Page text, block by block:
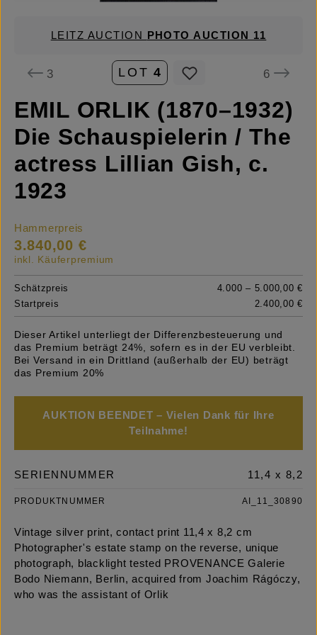
LEITZ AUCTION PHOTO AUCTION 11
3 LOT 4 6
EMIL ORLIK (1870–1932)
Die Schauspielerin / The
actress Lillian Gish, c.
1923
Hammerpreis
3.840,00 €
inkl. Käuferpremium
Schätzpreis
4.000 – 5.000,00 €
Startpreis
2.400,00 €
Dieser Artikel unterliegt der Differenzbesteuerung und
das Premium beträgt 24%, sofern es in der EU verbleibt.
Bei Versand in ein Drittland (außerhalb der EU) beträgt
das Premium 20%
AUKTION BEENDET – Vielen Dank für Ihre
Teilnahme!
SERIENNUMMER 11,4 x 8,2
PRODUKTNUMMER AI_11_30890
Vintage silver print, contact print 11,4 x 8,2 cm
Photographer's estate stamp on the reverse, unique
photograph, blacklight tested PROVENANCE Galerie
Bodo Niemann, Berlin, acquired from Joachim Rágóczy,
who was the assistant of Orlik